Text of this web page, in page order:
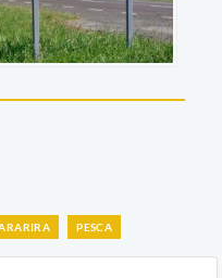
PESCA